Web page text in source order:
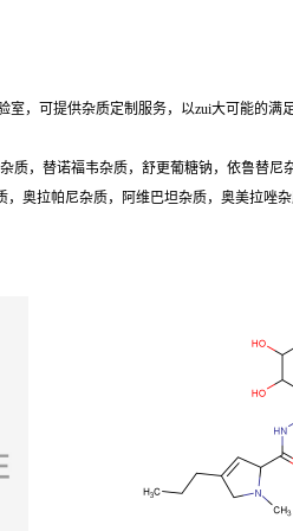
，可提供杂质定制服务，以zui大可能的满
，替诺福韦杂质，舒更葡糖钠，依鲁替
奥拉帕尼杂质，阿维巴坦杂质，奥美拉